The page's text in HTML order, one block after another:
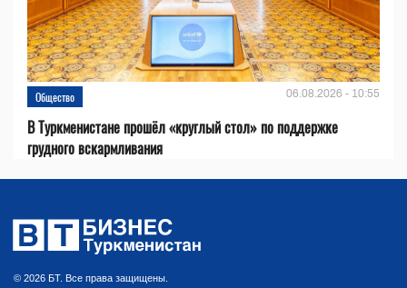
Общество 06.08.2026 - 10:55
В Туркменистане прошёл «круглый стол» по поддержке
грудного вскармливания
© 2026 БТ. Все права защищены.